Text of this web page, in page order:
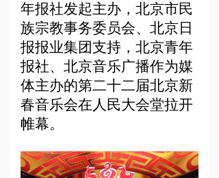
行业新闻
中心动态
理事风采
艺术馆
年报社发起主办，北京市民
族宗教事务委员会、北京日
报报业集团支持，北京青年
报社、北京音乐广播作为媒
体主办的第二十二届北京新
春音乐会在人民大会堂拉开
帷幕。